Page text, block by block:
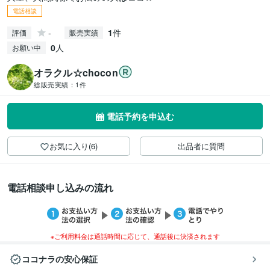
電話相談
評価 - 販売実績 1件
お願い中 0人
オラクル☆chocon
総販売実績： 1件
電話予約を申込む
お気に入り(6) 出品者に質問
電話相談申し込みの流れ
※ご利用料金は通話時間に応じて、通話後に決済されます
ココナラの安心保証